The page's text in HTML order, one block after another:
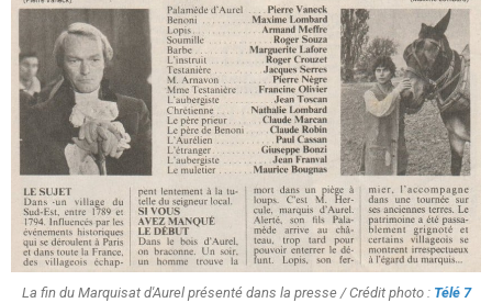
La fin du Marquisat d'Aurel présenté dans la presse / Crédit photo : Télé 7